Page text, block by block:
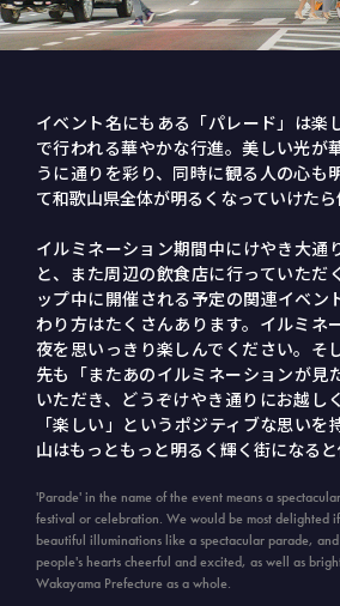
イベント名にもある「パレード」は楽
で行われる華やかな行進。美しい光が
うに通りを彩り、同時に観る人の心も
て和歌山県全体が明るくなっていけたら
イルミネーション期間中にけやき大通
と、また周辺の飲食店に行っていただ
ップ中に開催される予定の関連イベン
わり方はたくさんあります。イルミネ
夜を思いっきり楽しんでください。そ
先も「またあのイルミネーションが見
いただき、どうぞけやき通りにお越し
「楽しい」というポジティブな思い
山はもっともっと明るく輝く街になると
'Parade' in the name of the event means a
festival or celebration. We would be most delighted
beautiful illuminations like a spectacular parade,
people's hearts cheerful and excited, as well as
Wakayama Prefecture as a whole.